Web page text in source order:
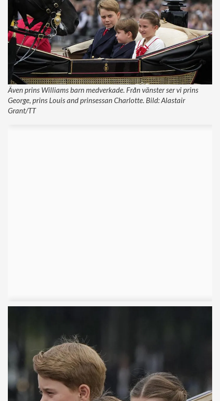
Även prins Williams barn medverkade. Från vänster ser vi prins
George, prins Louis and prinsessan Charlotte. Bild: Alastair
Grant/TT